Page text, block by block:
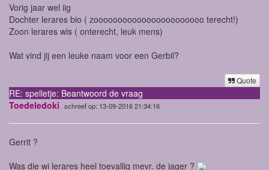
Vorig jaar wel iig
Dochter lerares bio ( zooooooooooooooooooooooo terecht!)
Zoon lerares wis ( onterecht, leuk mens)
Wat vind jij een leuke naam voor een Gerbil?
Quote
RE: spelletje: Beantwoord de vraag
Toedeledoki schreef op: 13-09-2016 21:34:16
Gerrit ?
Was die wi lerares heel toevallig mevr. de jager ?